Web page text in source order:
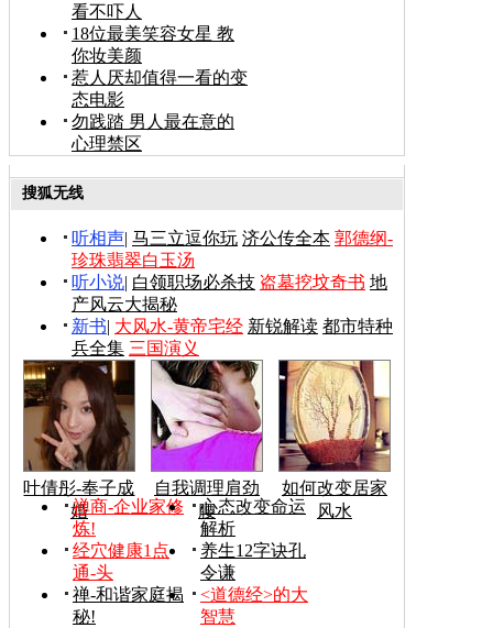
看不吓人
18位最美笑容女星 教
你妆美颜
惹人厌却值得一看的变
态电影
勿践踏 男人最在意的
心理禁区
搜狐无线
听相声| 马三立逗你玩 济公传全本 郭德纲-
珍珠翡翠白玉汤
听小说| 白领职场必杀技 盗墓挖坟奇书 地
产风云大揭秘
新书| 大风水-黄帝宅经 新锐解读 都市特种
兵全集 三国演义
叶倩彤-奉子成
婚
自我调理肩劲
腰
如何改变居家
风水
禅商-企业家修
炼!
心态改变命运
解析
经穴健康1点
通-头
养生12字诀孔
令谦
禅-和谐家庭揭
秘!
<道德经>的大
智慧